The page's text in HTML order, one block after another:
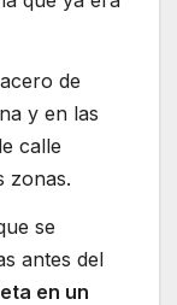
de
y en las
calle
zonas.
se
antes del
en un